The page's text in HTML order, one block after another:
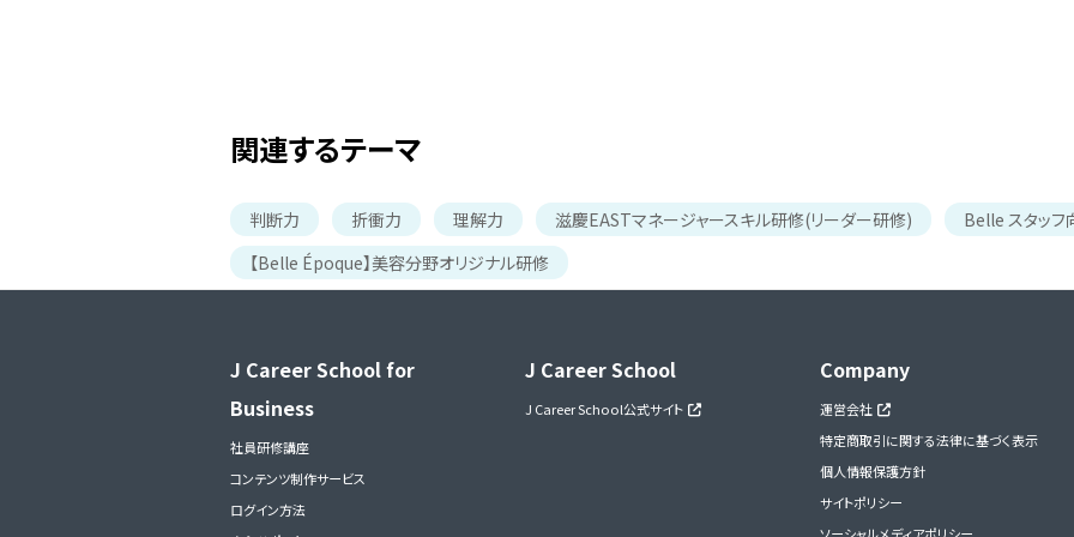
関連するテーマ
判断力 折衝力 理解力 滋慶EASTマネージャースキル研修(リーダー研修)
Belle スタッフ
【Belle Époque】美容分野オリジナル研修
J Career School for
Business
社員研修講座
コンテンツ制作サービス
ログイン方法
J Career School
J Career School公式サイト
Company
運営会社
特定商取引に関する法律に基づく表示
個人情報保護方針
サイトポリシー